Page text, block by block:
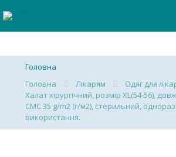
Головна
Головна
Лікарям
Одяг для
Халат хірургічний, розмір ХL(54-56),
СМС 35 g/m2 (г/м2), стерильний,
використання.